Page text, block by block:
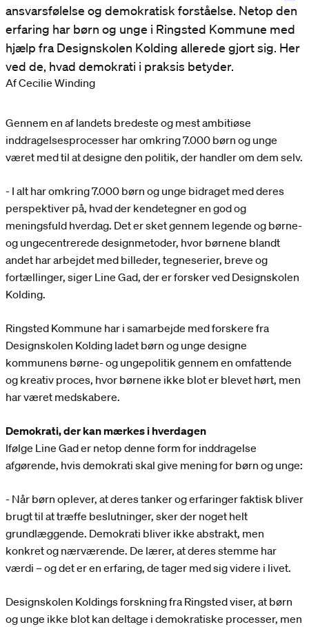
ansvarsfølelse og demokratisk forståelse. Netop den
erfaring har børn og unge i Ringsted Kommune med
hjælp fra Designskolen Kolding allerede gjort sig. Her
ved de, hvad demokrati i praksis betyder.
Af Cecilie Winding
Gennem en af landets bredeste og mest ambitiøse
inddragelsesprocesser har omkring 7.000 børn og unge
været med til at designe den politik, der handler om dem selv.
- I alt har omkring 7.000 børn og unge bidraget med deres
perspektiver på, hvad der kendetegner en god og
meningsfuld hverdag. Det er sket gennem legende og børne-
og ungecentrerede designmetoder, hvor børnene blandt
andet har arbejdet med billeder, tegneserier, breve og
fortællinger, siger Line Gad, der er forsker ved Designskolen
Kolding.
Ringsted Kommune har i samarbejde med forskere fra
Designskolen Kolding ladet børn og unge designe
kommunens børne- og ungepolitik gennem en omfattende
og kreativ proces, hvor børnene ikke blot er blevet hørt, men
har været medskabere.
Demokrati, der kan mærkes i hverdagen
Ifølge Line Gad er netop denne form for inddragelse
afgørende, hvis demokrati skal give mening for børn og unge:
- Når børn oplever, at deres tanker og erfaringer faktisk bliver
brugt til at træffe beslutninger, sker der noget helt
grundlæggende. Demokrati bliver ikke abstrakt, men
konkret og nærværende. De lærer, at deres stemme har
værdi – og det er en erfaring, de tager med sig videre i livet.
Designskolen Koldings forskning fra Ringsted viser, at børn
og unge ikke blot kan deltage i demokratiske processer, men